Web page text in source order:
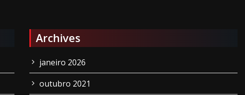
Archives
janeiro 2026
outubro 2021